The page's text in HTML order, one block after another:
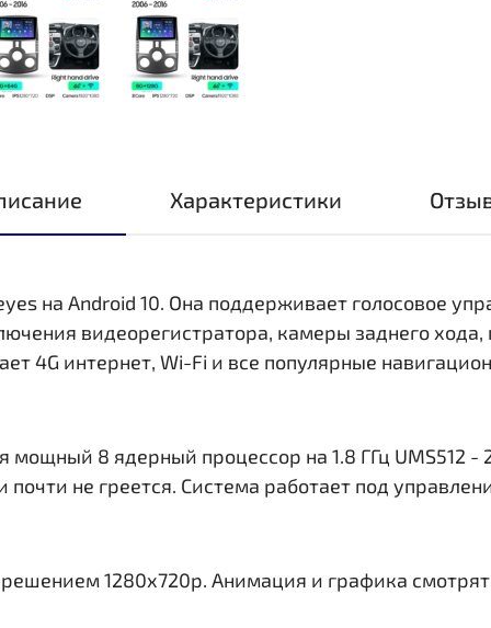
Характеристики
на Android 10. Она поддерживает голосовое
видеорегистратора, камеры заднего
4G интернет, Wi-Fi и все популярные
мощный 8 ядерный процессор на 1.8 ГГц UMS512 -
не греется. Система работает под
1280x720р. Анимация и графика